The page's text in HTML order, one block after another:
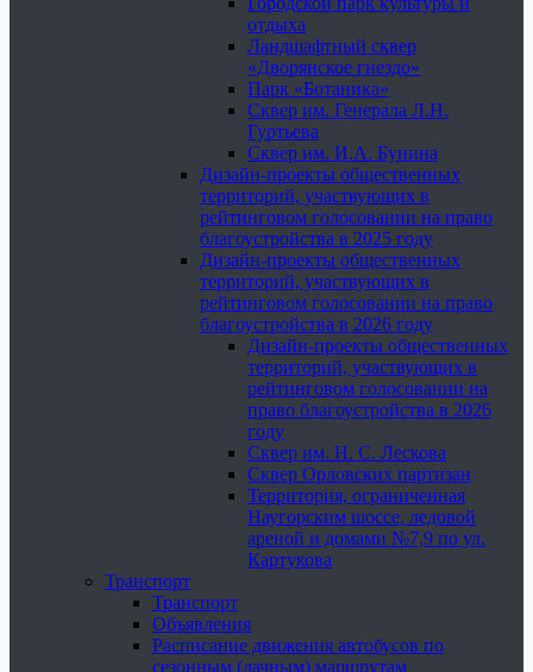
отдыха
Ландшафтный сквер
«Дворянское гнездо»
Парк «Ботаника»
Сквер им. Генерала Л.Н.
Гуртьева
Сквер им. И.А. Бунина
Дизайн-проекты общественных
территорий, участвующих в
рейтинговом голосовании на право
благоустройства в 2025 году
Дизайн-проекты общественных
территорий, участвующих в
рейтинговом голосовании на право
благоустройства в 2026 году
Дизайн-проекты общественных
территорий, участвующих в
рейтинговом голосовании на
право благоустройства в 2026
году
Сквер им. Н. С. Лескова
Сквер Орловских партизан
Территория, ограниченная
Наугорским шоссе, ледовой
ареной и домами №7,9 по ул.
Картукова
Транспорт
Транспорт
Объявления
Расписание движения автобусов по
сезонным (дачным) маршрутам